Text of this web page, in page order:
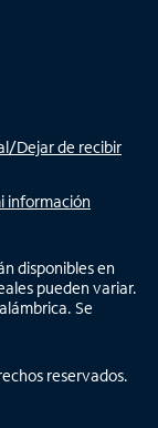
Dejar de recibir
información
disponibles en
pueden variar.
Se
reservados.